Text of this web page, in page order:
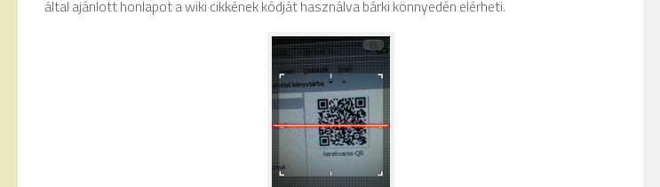
által ajánlott honlapot a wiki cikkének kódját használva bárki könnyedén elérheti.